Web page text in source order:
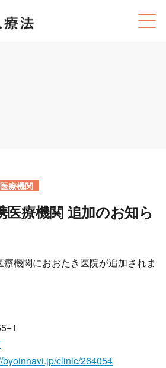
療機関
医療機関 追加のお知ら
機関におおたき医院が追加されま
byoinnavi.jp/clinic/264054